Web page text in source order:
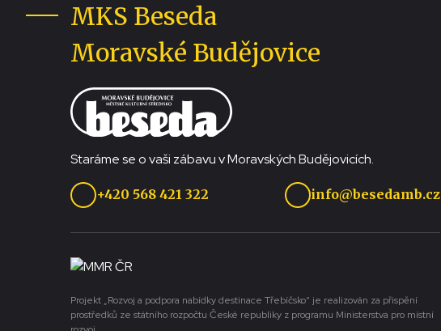
MKS Beseda
Moravské Budějovice
Staráme se o vaši zábavu v Moravských Budějovicích.
+420 568 421 322 info@besedamb.cz
Projekt „Rozvoj a podpora nabídky destinace Třebíčsko“ je realizován za přispění
prostředků ze státního rozpočtu České republiky z programu Ministerstva pro místní